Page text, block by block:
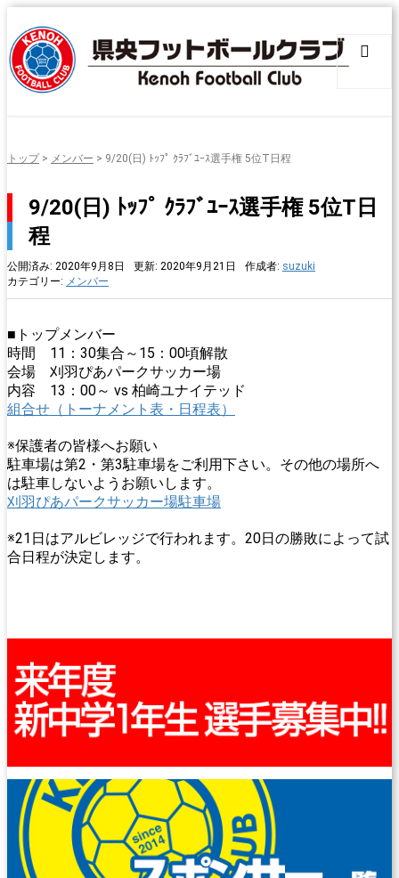
トップ> メンバー > 9/20(日) ﾄｯﾌﾟ ｸﾗﾌﾞﾕｰｽ選手権 5位T日程
9/20(日) ﾄｯﾌﾟ ｸﾗﾌﾞﾕｰｽ選手権 5位T日
程
公開済み: 2020年9月8日 更新: 2020年9月21日 作成者: suzuki
カテゴリー: メンバー
■トップメンバー
時間 11：30集合～15：00頃解散
会場 刈羽ぴあパークサッカー場
内容 13：00～ vs 柏崎ユナイテッド
組合せ（トーナメント表・日程表）
※保護者の皆様へお願い
駐車場は第2・第3駐車場をご利用下さい。その他の場所へ
は駐車しないようお願いします。
刈羽ぴあパークサッカー場駐車場
※21日はアルビレッジで行われます。20日の勝敗によって試
合日程が決定します。